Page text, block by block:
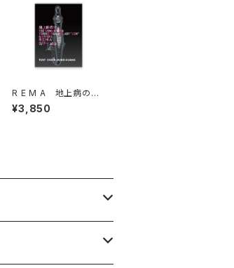
R E M A 地上病の女
THE WOMAN WITH
TERRESTRIAL MALA
¥3,850